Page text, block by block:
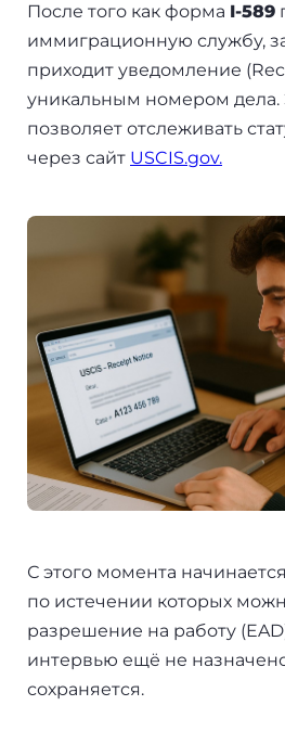
После того как форма I-589
иммиграционную службу,
приходит уведомление
уникальным номером дела.
позволяет отслеживать
через сайт USCIS.gov.
С этого момента
по истечении которых
разрешение на работу
интервью ещё не
сохраняется.